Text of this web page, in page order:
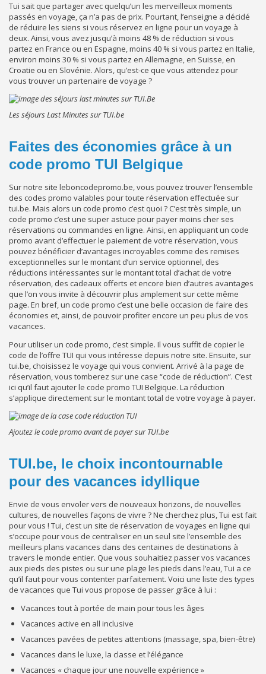
Tui sait que partager avec quelqu’un les merveilleux moments
passés en voyage, ça n’a pas de prix. Pourtant, l’enseigne a décidé
de réduire les siens si vous réservez en ligne pour un voyage à
deux. Ainsi, vous avez jusqu’à moins 48 % de réduction si vous
partez en France ou en Espagne, moins 40 % si vous partez en Italie,
environ moins 30 % si vous partez en Allemagne, en Suisse, en
Croatie ou en Slovénie. Alors, qu’est-ce que vous attendez pour
vous trouver un partenaire de voyage ?
Les séjours Last Minutes sur TUI.be
Faites des économies grâce à un
code promo TUI Belgique
Sur notre site leboncodepromo.be, vous pouvez trouver l’ensemble
des codes promo valables pour toute réservation effectuée sur
tui.be. Mais alors un code promo c’est quoi ? C’est très simple, un
code promo c’est une super astuce pour payer moins cher ses
réservations ou commandes en ligne. Ainsi, en appliquant un code
promo avant d’effectuer le paiement de votre réservation, vous
pouvez bénéficier d’avantages incroyables comme des remises
exceptionnelles sur le montant d’un service optionnel, des
réductions intéressantes sur le montant total d’achat de votre
réservation, des cadeaux offerts et encore bien d’autres avantages
que l’on vous invite à découvrir plus amplement sur cette même
page. En bref, un code promo c’est une belle occasion de faire des
économies et, ainsi, de pouvoir profiter encore un peu plus de vos
vacances.
Pour utiliser un code promo, c’est simple. Il vous suffit de copier le
code de l’offre TUI qui vous intéresse depuis notre site. Ensuite, sur
tui.be, choisissez le voyage qui vous convient. Arrivé à la page de
réservation, vous tomberez sur une case “code de réduction”. C’est
ici qu’il faut ajouter le code promo TUI Belgique. La réduction
s’applique directement sur le montant total de votre voyage à payer.
Ajoutez le code promo avant de payer sur TUI.be
TUI.be, le choix incontournable
pour des vacances idyllique
Envie de vous envoler vers de nouveaux horizons, de nouvelles
cultures, de nouvelles façons de vivre ? Ne cherchez plus, Tui est fait
pour vous ! Tui, c’est un site de réservation de voyages en ligne qui
s’occupe pour vous de centraliser en un seul site l’ensemble des
meilleurs plans vacances dans des centaines de destinations à
travers le monde entier. Que vous souhaitiez passer vos vacances
aux pieds des pistes ou sur une plage les pieds dans l’eau, Tui a ce
qu’il faut pour vous contenter parfaitement. Voici une liste des types
de vacances que Tui vous propose de passer grâce à lui :
Vacances tout à portée de main pour tous les âges
Vacances active en all inclusive
Vacances pavées de petites attentions (massage, spa, bien-être)
Vacances dans le luxe, la classe et l’élégance
Vacances « chaque jour une nouvelle expérience »